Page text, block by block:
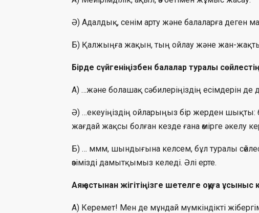
Ә) Адалдық, сенім арту және балаларға деген
Б) Қалжыңға жақын, тың ойлау және жан-
Бірде сүйгеніңізбен балалар туралы
А) …және болашақ сәбилеріңіздің есімдерін
Ә) …екеуіңіздің ойларыңыз бір жерден шықты:
жағдай жақсы болған кезде ғана өмірге әкелу
Б) … ммм, шындығына келсем, бұл туралы
өзімізді дамытқымыз келеді. Әлі ерте.
Аяқ астынан жігітіңізге шетелге оқуға ұсыныс
А) Керемет! Мен де мұндай мүмкіндікті